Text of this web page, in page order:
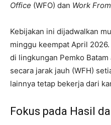
Office (WFO) dan Work
Kebijakan ini dijadwalkan
minggu keempat April
di lingkungan Pemko
secara jarak jauh (WFH)
lainnya tetap bekerja dari
Fokus pada Hasil